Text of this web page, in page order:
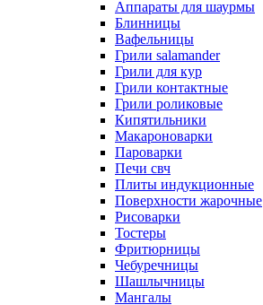
Аппараты для шаурмы
Блинницы
Вафельницы
Грили salamander
Грили для кур
Грили контактные
Грили роликовые
Кипятильники
Макароноварки
Пароварки
Печи свч
Плиты индукционные
Поверхности жарочные
Рисоварки
Тостеры
Фритюрницы
Чебуречницы
Шашлычницы
Мангалы